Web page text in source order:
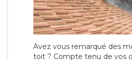
Avez vous remarqué des
toit ? Compte tenu de vos